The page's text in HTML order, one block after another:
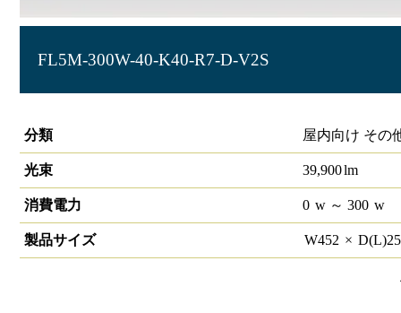
FL5M-300W-40-K40-R7-D-V2S
分類
屋内向け その
光束 39,900lm
消費電力 0 w～ 300 w
製品サイズ W452 × D(L)